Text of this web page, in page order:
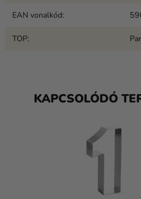
EAN vonalkód:
TOP:
KAPCSOLÓDÓ